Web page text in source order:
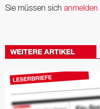
Sie müssen sich anmelden
WEITERE ARTIKEL